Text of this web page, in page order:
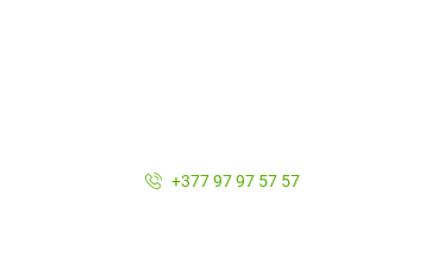
+377 97 97 57 57